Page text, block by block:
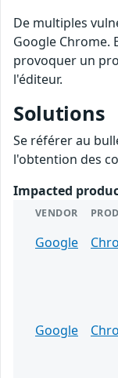
De multiples
Google Chrome.
provoquer un
l'éditeur.
Solutions
Se référer au
l'obtention des
Impacted
VENDOR
Google
Google